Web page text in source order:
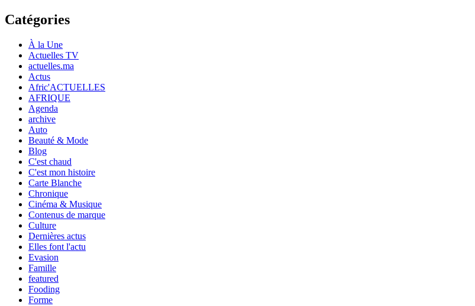
Catégories
À la Une
Actuelles TV
actuelles.ma
Actus
Afric'ACTUELLES
AFRIQUE
Agenda
archive
Auto
Beauté & Mode
Blog
C'est chaud
C'est mon histoire
Carte Blanche
Chronique
Cinéma & Musique
Contenus de marque
Culture
Dernières actus
Elles font l'actu
Evasion
Famille
featured
Fooding
Forme